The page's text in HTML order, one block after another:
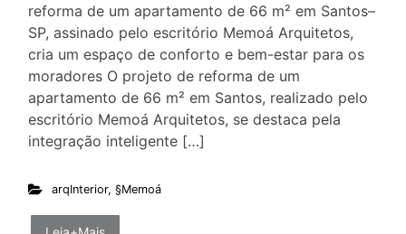
reforma de um apartamento de 66 m² em Santos–
SP, assinado pelo escritório Memoá Arquitetos,
cria um espaço de conforto e bem-estar para os
moradores O projeto de reforma de um
apartamento de 66 m² em Santos, realizado pelo
escritório Memoá Arquitetos, se destaca pela
integração inteligente […]
arqInterior, §Memoá